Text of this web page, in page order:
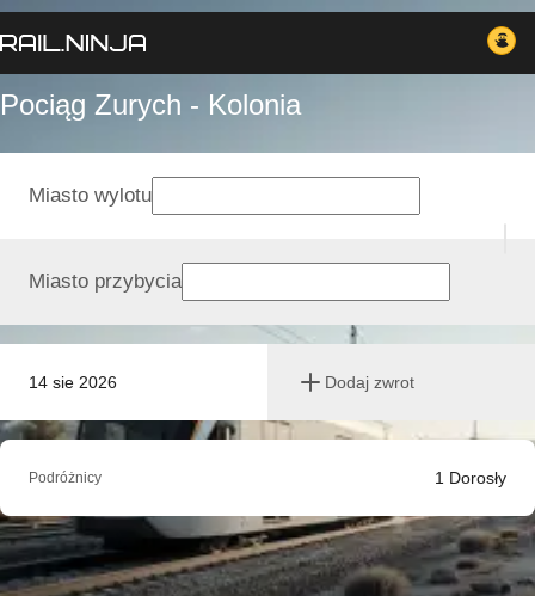
Pociąg Zurych - Kolonia
14 sie 2026 Dodaj zwrot
Miasto wylotu
Miasto przybycia
Podróżnicy 1 Dorosły